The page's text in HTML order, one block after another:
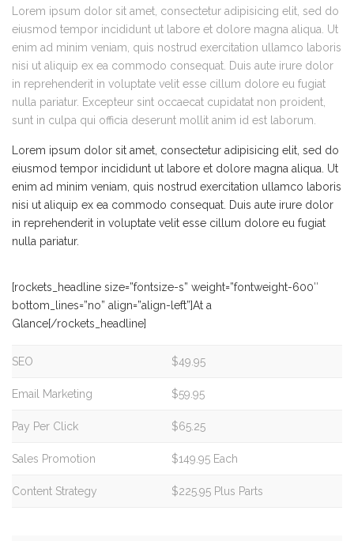
Lorem ipsum dolor sit amet, consectetur adipisicing elit, sed do
eiusmod tempor incididunt ut labore et dolore magna aliqua. Ut
enim ad minim veniam, quis nostrud exercitation ullamco laboris
nisi ut aliquip ex ea commodo consequat. Duis aute irure dolor
in reprehenderit in voluptate velit esse cillum dolore eu fugiat
nulla pariatur. Excepteur sint occaecat cupidatat non proident,
sunt in culpa qui officia deserunt mollit anim id est laborum.
Lorem ipsum dolor sit amet, consectetur adipisicing elit, sed do
eiusmod tempor incididunt ut labore et dolore magna aliqua. Ut
enim ad minim veniam, quis nostrud exercitation ullamco laboris
nisi ut aliquip ex ea commodo consequat. Duis aute irure dolor
in reprehenderit in voluptate velit esse cillum dolore eu fugiat
nulla pariatur.
[rockets_headline size=”fontsize-s” weight=”fontweight-600″
bottom_lines=”no” align=”align-left”]At a
Glance[/rockets_headline]
SEO $49.95
Email Marketing $59.95
Pay Per Click $65.25
Sales Promotion $149.95 Each
Content Strategy $225.95 Plus Parts